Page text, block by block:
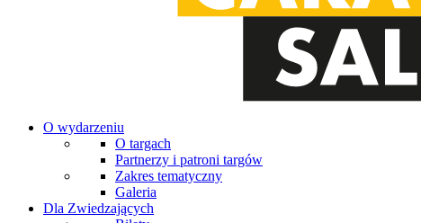
O wydarzeniu
O targach
Partnerzy i patroni targów
Zakres tematyczny
Galeria
Dla Zwiedzających